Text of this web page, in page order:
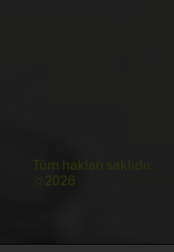
Tüm hakları saklıdır.
©2026